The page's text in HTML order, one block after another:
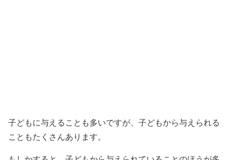
子どもに与えることも多いですが、子どもから与えられる
こともたくさんあります。